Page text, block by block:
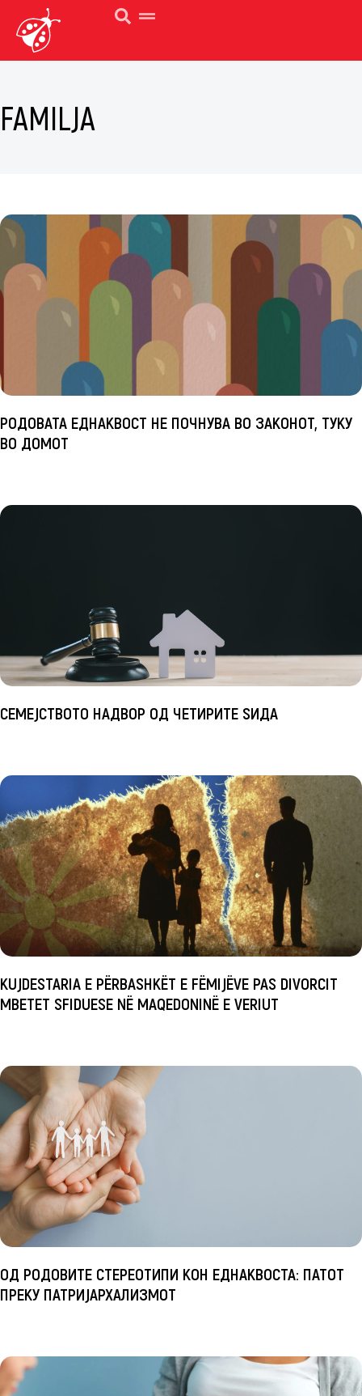
FAMILJA
РОДОВАТА ЕДНАКВОСТ НЕ ПОЧНУВА ВО ЗАКОНОТ, ТУКУ
ВО ДОМОТ
СЕМЕЈСТВОТО НАДВОР ОД ЧЕТИРИТЕ ЅИДА
KUJDESTARIA E PËRBASHKËT E FËMIJËVE PAS DIVORCIT
MBETET SFIDUESE NË MAQEDONINË E VERIUT
ОД РОДОВИТЕ СТЕРЕОТИПИ КОН ЕДНАКВОСТА: ПАТОТ
ПРЕКУ ПАТРИЈАРХАЛИЗМОТ